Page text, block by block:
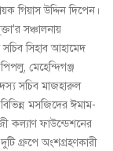
গিয়াস উদ্দিন দিপেন।
সঞ্চালনায়
সিহাব আহামেদ
মেহেন্দিগঞ্জ
সচিব মাজহারুল
মসজিদের ঈমাম-
কল্যাণ ফাউন্ডেশনের
গ্রুপে অংশগ্রহণকারী